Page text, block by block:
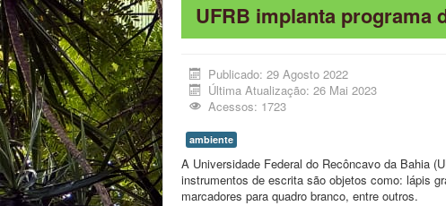
UFRB implanta programa
Publicado: 29 Agosto 2022
Última Atualização: 26 Mai 2023
Acessos: 1723
ambiente
A Universidade Federal do Recôncavo da Bahia
instrumentos de escrita são objetos como: lápis
marcadores para quadro branco, entre outros.